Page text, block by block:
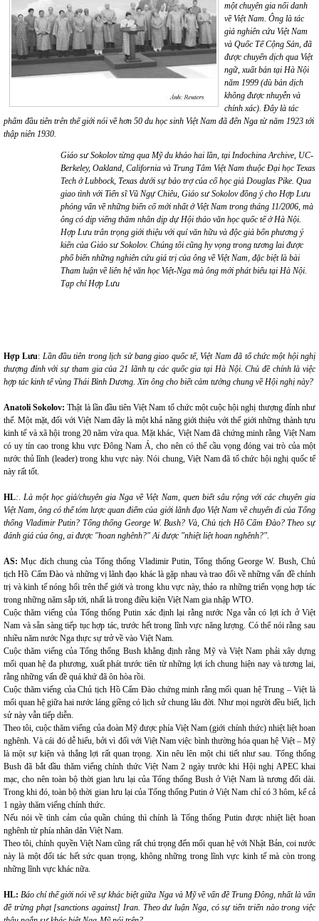
một chuyên gia nổi danh
về Việt Nam. Ông là tác
giả nghiên cứu Việt Nam
và Quốc Tế Cộng Sản, đã
được chuyển dịch qua Việt
ngữ, xuất bản tại Hà Nội
năm 1999 (dù bản dịch
không được nhuyễn và
chính xác). Đây là tác
phẩm đầu tiên trên thế giới nói về hơn 50 du học sinh Việt Nam đã đến Nga từ năm 1923 tới
thập niên 1930.
Giáo sư Sokolov từng qua Mỹ du khảo hai lần, tại Indochina Archive, UC-
Berkeley, Oakland, California và Trung Tâm Việt Nam thuộc Đại học Texas
Tech ở Lubbock, Texas dưới sự bảo trợ của cố học giả Douglas Pike. Qua
giao tình với Tiến sĩ Vũ Ngự Chiêu, Giáo sư Sokolov đồng ý cho Hợp Lưu
phỏng vấn về những biến cố mới nhất ở Việt Nam trong tháng 11/2006, mà
ông có dịp viếng thăm nhân dịp dự Hội thảo văn học quốc tế ở Hà Nội.
Hợp Lưu trân trọng giới thiệu với quí văn hữu và độc giả bốn phương ý
kiến của Giáo sư Sokolov. Chúng tôi cũng hy vọng trong tương lai được
phổ biến những nghiên cứu giá trị của ông về Việt Nam, đặc biệt là bài
Tham luận về liên hệ văn học Việt-Nga mà ông mới phát biểu tại Hà Nội.
Tạp chí Hợp Lưu
Hợp Lưu: Lần đầu tiên trong lịch sử bang giao quốc tế, Việt Nam đã tổ chức một hội nghị
thượng đỉnh với sự tham gia của 21 lãnh tụ các quốc gia tại Hà Nội. Chủ đề chính là việc
hợp tác kinh tế vùng Thái Bình Dương. Xin ông cho biết cảm tưởng chung về Hội nghị này?
Anatoli Sokolov: Thật là lần đầu tiên Việt Nam tổ chức một cuộc hội nghị thượng đỉnh như
thế. Một mặt, đối với Việt Nam đây là một khả năng giới thiệu với thế giới những thành tựu
kinh tế và xã hội trong 20 năm vừa qua. Mặt khác, Việt Nam đã chứng minh rằng Việt Nam
có uy tín cao trong khu vực Đông Nam Á, cho nên có thể cầu vọng đóng vai trò của một
nước thủ lĩnh (leader) trong khu vực này. Nói chung, Việt Nam đã tổ chức hội nghị quốc tế
này rất tốt.
HL:. Là một học giả/chuyên gia Nga về Việt Nam, quen biết sâu rộng với các chuyên gia
Việt Nam, ông có thể tóm lược quan điểm của giới lãnh đạo Việt Nam về chuyến đi của Tổng
thống Vladimir Putin? Tổng thống George W. Bush? Và, Chủ tịch Hồ Cẩm Đào? Theo sự
đánh giá của ông, ai được "hoan nghênh?" Ai được "nhiệt liệt hoan nghênh?".
AS:Mục đích chung của Tổng thống Vladimir Putin, Tổng thống George W. Bush, Chủ
tịch Hồ Cẩm Đào và những vị lãnh đạo khác là gặp nhau và trao đổi về những vấn đề chính
trị và kinh tế nóng hổi trên thế giới và trong khu vực này, thảo ra những triển vọng hợp tác
trong những năm sắp tới, nhất là trong điều kiện Việt Nam gia nhập WTO.
Cuộc thăm viếng của Tổng thống Putin xác định lại rằng nước Nga vẫn có lợi ích ở Việt
Nam và sẵn sàng tiếp tục hợp tác, trước hết trong lĩnh vực năng lượng. Có thể nói rằng sau
nhiều năm nước Nga thực sự trở về vào Việt Nam.
Cuộc thăm viếng của Tổng thống Bush khẳng định rằng Mỹ và Việt Nam phải xây dựng
mối quan hệ đa phương, xuất phát trước tiên từ những lợi ích chung hiện nay và tương lai,
rằng những vấn đề quá khứ đã ôn hòa rồi.
Cuộc thăm viếng của Chủ tịch Hồ Cẩm Đào chứng minh rằng mối quan hệ Trung – Việt là
mối quan hệ giữa hai nước láng giềng có lịch sử chung lâu đời. Như mọi người đều biết, lịch
sử này vẫn tiếp diễn.
Theo tôi, cuộc thăm viếng của đoàn Mỹ được phía Việt Nam (giới chính thức) nhiệt liệt hoan
nghênh. Và cái đó dễ hiểu, bởi vì đối với Việt Nam việc bình thường hóa quan hệ Việt – Mỹ
là một sự kiện và thắng lợi rất quan trọng. Xin nêu lên một chi tiết như sau. Tổng thống
Bush đã bắt đầu thăm viếng chính thức Việt Nam 2 ngày trước khi Hội nghị APEC khai
mạc, cho nên toàn bộ thời gian lưu lại của Tổng thống Bush ở Việt Nam là tương đối dài.
Trong khi đó, toàn bộ thời gian lưu lại của Tổng thống Putin ở Việt Nam chỉ có 3 hôm, kể cả
1 ngày thăm viếng chính thức.
Nếu nói về tình cảm của quần chúng thì chính là Tổng thống Putin được nhiệt liệt hoan
nghênh từ phía nhân dân Việt Nam.
Theo tôi, chính quyền Việt Nam cũng rất chú trọng đến mối quan hệ với Nhật Bản, coi nước
này là một đối tác hết sức quan trọng, không những trong lĩnh vực kinh tế mà còn trong
những lĩnh vực khác nữa.
HL:Báo chí thế giới nói về sự khác biệt giữa Nga và Mỹ về vấn đề Trung Đông, nhất là vấn
đề trừng phạt [sanctions against] Iran. Theo dư luận Nga, có sự tiến triển nào trong việc